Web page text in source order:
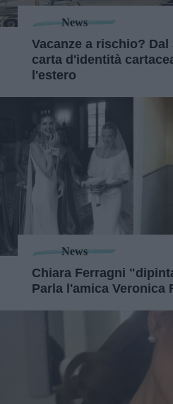
News
Vacanze a rischio? Dal
carta d'identità
l'estero
News
Chiara Ferragni
Parla l'amica Veronica